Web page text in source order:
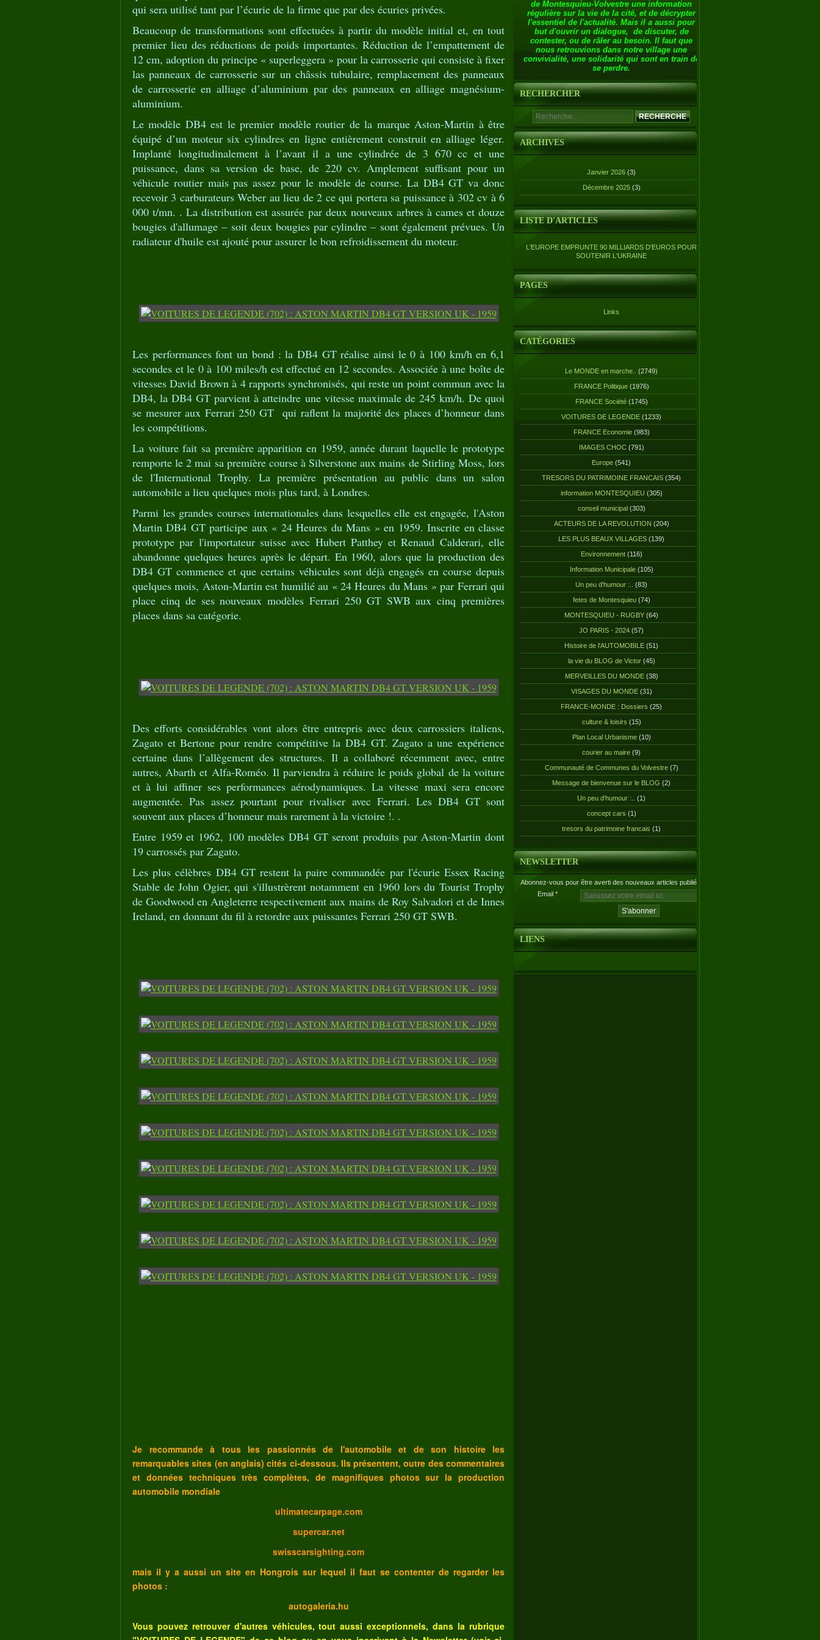
qui sera utilisé tant par l’écurie de la firme que par des écuries privées.
Beaucoup de transformations sont effectuées à partir du modèle initial et, en tout
premier lieu des réductions de poids importantes. Réduction de l’empattement de
12 cm, adoption du principe « superleggera » pour la carrosserie qui consiste à fixer
las panneaux de carrosserie sur un châssis tubulaire, remplacement des panneaux
de carrosserie en alliage d’aluminium par des panneaux en alliage magnésium-
aluminium.
Le modèle DB4 est le premier modèle routier de la marque Aston-Martin à être
équipé d’un moteur six cylindres en ligne entièrement construit en alliage léger.
Implanté longitudinalement à l’avant il a une cylindrée de 3 670 cc et une
puissance, dans sa version de base, de 220 cv. Amplement suffisant pour un
véhicule routier mais pas assez pour le modèle de course. La DB4 GT va donc
recevoir 3 carburateurs Weber au lieu de 2 ce qui portera sa puissance à 302 cv à 6
000 t/mn. . La distribution est assurée par deux nouveaux arbres à cames et douze
bougies d'allumage – soit deux bougies par cylindre – sont également prévues. Un
radiateur d'huile est ajouté pour assurer le bon refroidissement du moteur.
Les performances font un bond : la DB4 GT réalise ainsi le 0 à 100 km/h en 6,1
secondes et le 0 à 100 miles/h est effectué en 12 secondes. Associée à une boîte de
vitesses David Brown à 4 rapports synchronisés, qui reste un point commun avec la
DB4, la DB4 GT parvient à atteindre une vitesse maximale de 245 km/h. De quoi
se mesurer aux Ferrari 250 GT qui raflent la majorité des places d’honneur dans
les compétitions.
La voiture fait sa première apparition en 1959, année durant laquelle le prototype
remporte le 2 mai sa première course à Silverstone aux mains de Stirling Moss, lors
de l'International Trophy. La première présentation au public dans un salon
automobile a lieu quelques mois plus tard, à Londres.
Parmi les grandes courses internationales dans lesquelles elle est engagée, l'Aston
Martin DB4 GT participe aux « 24 Heures du Mans » en 1959. Inscrite en classe
prototype par l'importateur suisse avec Hubert Patthey et Renaud Calderari, elle
abandonne quelques heures après le départ. En 1960, alors que la production des
DB4 GT commence et que certains véhicules sont déjà engagés en course depuis
quelques mois, Aston-Martin est humilié au « 24 Heures du Mans » par Ferrari qui
place cinq de ses nouveaux modèles Ferrari 250 GT SWB aux cinq premières
places dans sa catégorie.
Des efforts considérables vont alors être entrepris avec deux carrossiers italiens,
Zagato et Bertone pour rendre compétitive la DB4 GT. Zagato a une expérience
certaine dans l’allègement des structures. Il a collaboré récemment avec, entre
autres, Abarth et Alfa-Roméo. Il parviendra à réduire le poids global de la voiture
et à lui affiner ses performances aérodynamiques. La vitesse maxi sera encore
augmentée. Pas assez pourtant pour rivaliser avec Ferrari. Les DB4 GT sont
souvent aux places d’honneur mais rarement à la victoire !. .
Entre 1959 et 1962, 100 modèles DB4 GT seront produits par Aston-Martin dont
19 carrossés par Zagato.
Les plus célèbres DB4 GT restent la paire commandée par l'écurie Essex Racing
Stable de John Ogier, qui s'illustrèrent notamment en 1960 lors du Tourist Trophy
de Goodwood en Angleterre respectivement aux mains de Roy Salvadori et de Innes
Ireland, en donnant du fil à retordre aux puissantes Ferrari 250 GT SWB.
Je recommande à tous les passionnés de l'automobile et de son histoire les
remarquables sites (en anglais) cités ci-dessous. Ils présentent, outre des commentaires
et données techniques très complètes, de magnifiques photos sur la production
automobile mondiale
ultimatecarpage.com
supercar.net
swisscarsighting.com
mais il y a aussi un site en Hongrois sur lequel il faut se contenter de regarder les
photos :
autogaleria.hu
Vous pouvez retrouver d'autres véhicules, tout aussi exceptionnels, dans la rubrique
de Montesquieu-Volvestre une information
régulière sur la vie de la cité, et de décrypter
l'essentiel de l'actualité. Mais il a aussi pour
but d'ouvrir un dialogue, de discuter, de
contester, ou de râler au besoin. Il faut que
nous retrouvions dans notre village une
convivialité, une solidarité qui sont en train de
se perdre.
RECHERCHER
ARCHIVES
Janvier 2026 (3)
Décembre 2025 (3)
LISTE D'ARTICLES
L'EUROPE EMPRUNTE 90 MILLIARDS D'EUROS POUR
SOUTENIR L'UKRAINE
PAGES
Links
CATÉGORIES
Le MONDE en marche.. (2749)
FRANCE Politique(1976)
FRANCE Société(1745)
VOITURES DE LEGENDE (1233)
FRANCE Economie(983)
IMAGES CHOC(791)
Europe (541)
TRESORS DU PATRIMOINE FRANCAIS (354)
information MONTESQUIEU (305)
conseil municipal(303)
ACTEURS DE LA REVOLUTION (204)
LES PLUS BEAUX VILLAGES (139)
Environnement(116)
Information Municipale(105)
Un peu d'humour :.. (83)
fetes de Montesquieu(74)
MONTESQUIEU - RUGBY (64)
JO PARIS - 2024 (57)
Histoire de l'AUTOMOBILE (51)
la vie du BLOG de Victor(45)
MERVEILLES DU MONDE(38)
VISAGES DU MONDE(31)
FRANCE-MONDE : Dossiers (25)
culture & loisirs (15)
Plan Local Urbanisme(10)
courier au maire (9)
Communauté de Communes du Volvestre(7)
Message de bienvenue sur le BLOG (2)
Un peu d'humour :.. (1)
concept cars (1)
tresors du patrimoine francais (1)
NEWSLETTER
Abonnez-vous pour être averti des nouveaux articles publiés.
Email
LIENS